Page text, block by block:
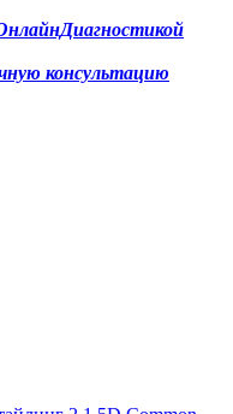
консультацию